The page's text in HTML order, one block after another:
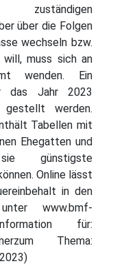
über die Folgen
wechseln bzw.
will, muss sich an
wenden. Ein
das Jahr 2023
werden.
Tabellen mit
Ehegatten und
günstigste
Online lässt
in den
www.bmf-
für:
Thema: